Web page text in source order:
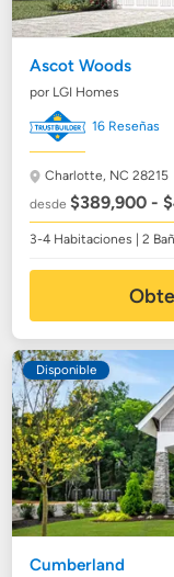
Ascot Woods
por LGI Homes
16 Reseñas
Charlotte, NC 28215
desde$389,900 -
3-4 Habitaciones | 2
Disponible
Cumberland